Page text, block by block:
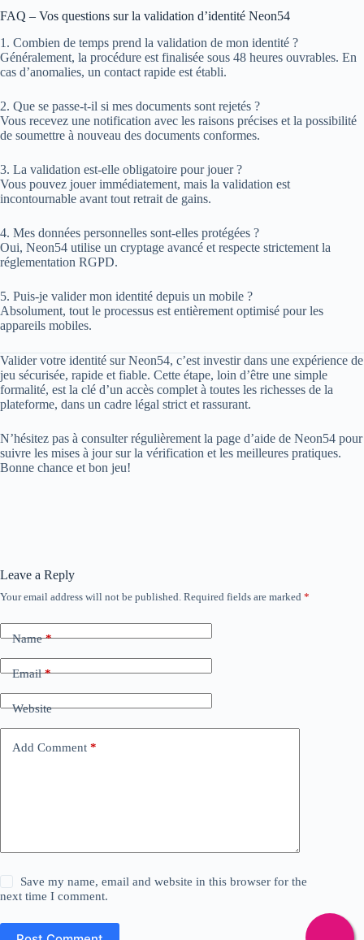
FAQ – Vos questions sur la validation d’identité Neon54
1. Combien de temps prend la validation de mon identité ?
Généralement, la procédure est finalisée sous 48 heures ouvrables. En
cas d’anomalies, un contact rapide est établi.
2. Que se passe-t-il si mes documents sont rejetés ?
Vous recevez une notification avec les raisons précises et la possibilité
de soumettre à nouveau des documents conformes.
3. La validation est-elle obligatoire pour jouer ?
Vous pouvez jouer immédiatement, mais la validation est
incontournable avant tout retrait de gains.
4. Mes données personnelles sont-elles protégées ?
Oui, Neon54 utilise un cryptage avancé et respecte strictement la
réglementation RGPD.
5. Puis-je valider mon identité depuis un mobile ?
Absolument, tout le processus est entièrement optimisé pour les
appareils mobiles.
Valider votre identité sur Neon54, c’est investir dans une expérience de
jeu sécurisée, rapide et fiable. Cette étape, loin d’être une simple
formalité, est la clé d’un accès complet à toutes les richesses de la
plateforme, dans un cadre légal strict et rassurant.
N’hésitez pas à consulter régulièrement la page d’aide de Neon54 pour
suivre les mises à jour sur la vérification et les meilleures pratiques.
Bonne chance et bon jeu!
Leave a Reply
Your email address will not be published. Required fields are marked *
Name*
Email*
Website
Add Comment *
Save my name, email and website in this browser for the
next time I comment.